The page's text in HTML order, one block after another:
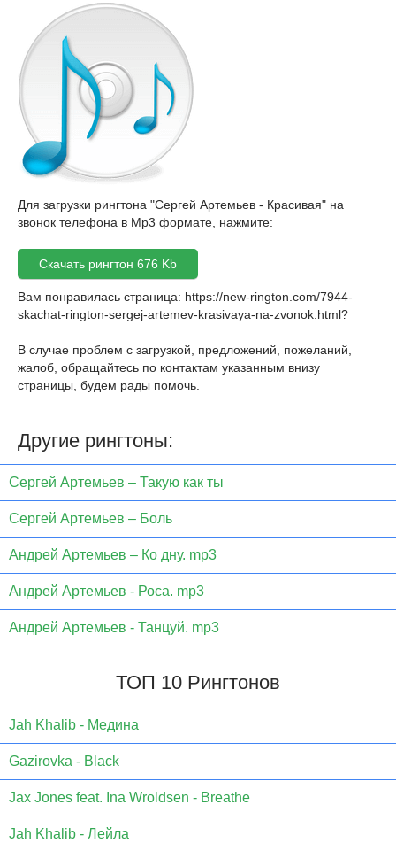
Для загрузки рингтона "Сергей Артемьев - Красивая" на
звонок телефона в Mp3 формате, нажмите:
Скачать рингтон 676 Kb
Вам понравилась страница: https://new-rington.com/7944-
skachat-rington-sergej-artemev-krasivaya-na-zvonok.html?
В случае проблем с загрузкой, предложений, пожеланий,
жалоб, обращайтесь по контактам указанным внизу
страницы, будем рады помочь.
Другие рингтоны:
Сергей Артемьев – Такую как ты
Сергей Артемьев – Боль
Андрей Артемьев – Ко дну. mp3
Андрей Артемьев - Роса. mp3
Андрей Артемьев - Танцуй. mp3
ТОП 10 Рингтонов
Jаh Khаlib - Медина
Gazirovka - Black
Jax Jones feat. Ina Wroldsen - Breathe
Jah Khalib - Лейла